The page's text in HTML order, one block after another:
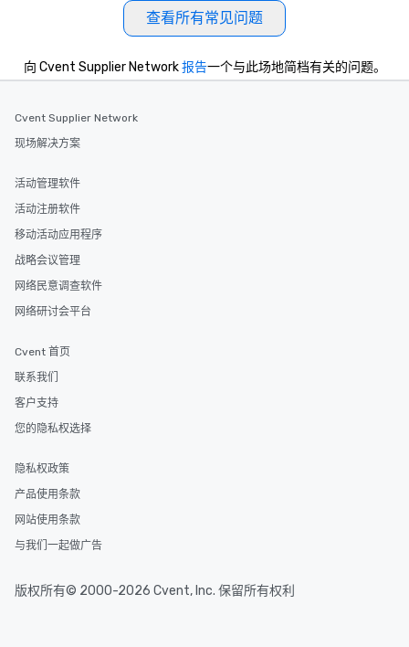
查看所有常见问题
向 Cvent Supplier Network报告一个与此场地简档有关的问题。
Cvent Supplier Network
现场解决方案
活动管理软件
活动注册软件
移动活动应用程序
战略会议管理
网络民意调查软件
网络研讨会平台
Cvent 首页
联系我们
客户支持
您的隐私权选择
隐私权政策
产品使用条款
网站使用条款
与我们一起做广告
版权所有© 2000-2026 Cvent, Inc. 保留所有权利